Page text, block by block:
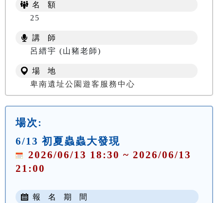
名 額
25
講 師
呂縉宇 (山豬老師)
場 地
卑南遺址公園遊客服務中心
場次:
6/13 初夏蟲蟲大發現
2026/06/13 18:30 ~ 2026/06/13
21:00
報 名 期 間